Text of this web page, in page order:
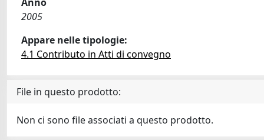
2005
Appare nelle tipologie:
4.1 Contributo in Atti di convegno
File in questo prodotto:
Non ci sono file associati a questo prodotto.